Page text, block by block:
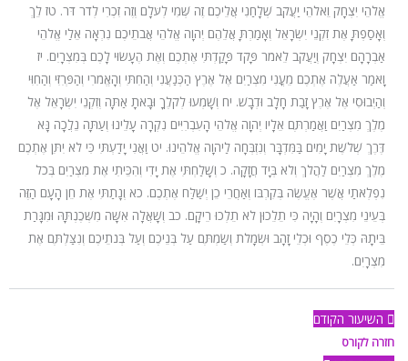
אֱלֹהֵי יִצְחָק וֵאלֹהֵי יַעֲקֹב שְׁלָחַנִי אֲלֵיכֶם זֶה שְּׁמִי לְעֹלָם וְזֶה זִכְרִי לְדֹר דֹּר. טז לֵךְ
וְאָסַפְתָּ אֶת זִקְנֵי יִשְׂרָאֵל וְאָמַרְתָּ אֲלֵהֶם יְהוָה אֱלֹהֵי אֲבֹתֵיכֶם נִרְאָה אֵלַי אֱלֹהֵי
אַבְרָהָם יִצְחָק וְיַעֲקֹב לֵאמֹר פָּקֹד פָּקַדְתִּי אֶתְכֶם וְאֶת הֶעָשׂוּי לָכֶם בְּמִצְרָיִם. יז
וָאֹמַר אַעֲלֶה אֶתְכֶם מֵעֳנִי מִצְרַיִם אֶל אֶרֶץ הַכְּנַעֲנִי וְהַחִתִּי וְהָאֱמֹרִי וְהַפְּרִזִּי וְהַחִוִּי
וְהַיְבוּסִי אֶל אֶרֶץ זָבַת חָלָב וּדְבָשׁ. יח וְשָׁמְעוּ לְקֹלֶךָ וּבָאתָ אַתָּה וְזִקְנֵי יִשְׂרָאֵל אֶל
מֶלֶךְ מִצְרַיִם וַאֲמַרְתֶּם אֵלָיו יְהוָה אֱלֹהֵי הָעִבְרִיִּים נִקְרָה עָלֵינוּ וְעַתָּה נֵלֲכָה נָּא
דֶּרֶךְ שְׁלֹשֶׁת יָמִים בַּמִּדְבָּר וְנִזְבְּחָה לַיהוָה אֱלֹהֵינוּ. יט וַאֲנִי יָדַעְתִּי כִּי לֹא יִתֵּן אֶתְכֶם
מֶלֶךְ מִצְרַיִם לַהֲלֹךְ וְלֹא בְּיָד חֲזָקָה. כ וְשָׁלַחְתִּי אֶת יָדִי וְהִכֵּיתִי אֶת מִצְרַיִם בְּכֹל
נִפְלְאֹתַי אֲשֶׁר אֶעֱשֶׂה בְּקִרְבּוֹ וְאַחֲרֵי כֵן יְשַׁלַּח אֶתְכֶם. כא וְנָתַתִּי אֶת חֵן הָעָם הַזֶּה
בְּעֵינֵי מִצְרָיִם וְהָיָה כִּי תֵלֵכוּן לֹא תֵלְכוּ רֵיקָם. כב וְשָׁאֲלָה אִשָּׁה מִשְּׁכֶנְתָּהּ וּמִגָּרַת
בֵּיתָהּ כְּלֵי כֶסֶף וּכְלֵי זָהָב וּשְׂמָלֹת וְשַׂמְתֶּם עַל בְּנֵיכֶם וְעַל בְּנֹתֵיכֶם וְנִצַּלְתֶּם אֶת
מִצְרָיִם.
השיעור הקודם
חזרה לקורס